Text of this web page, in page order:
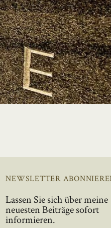
NEWSLETTER
Lassen Sie sich über meine
neuesten Beiträge sofort
informieren.